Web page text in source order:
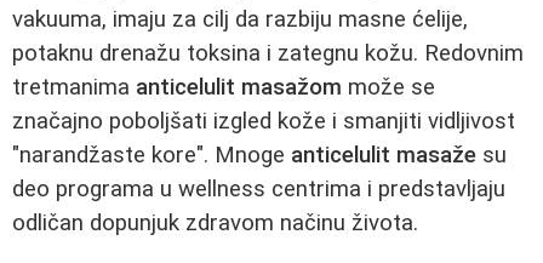
vakuuma, imaju za cilj da razbiju masne ćelije,
potaknu drenažu toksina i zategnu kožu. Redovnim
tretmanima anticelulit masažom može se
značajno poboljšati izgled kože i smanjiti vidljivost
"narandžaste kore". Mnoge anticelulit masaže su
deo programa u wellness centrima i predstavljaju
odličan dopunjuk zdravom načinu života.